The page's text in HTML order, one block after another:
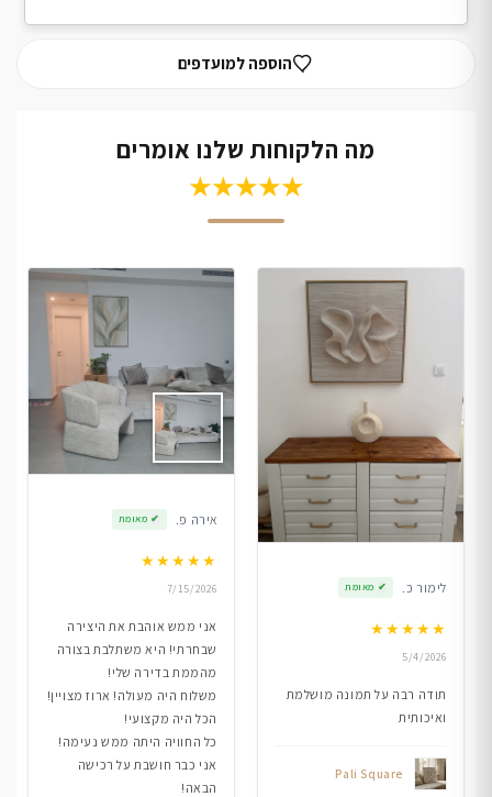
הוספה למועדפים
מה הלקוחות שלנו אומרים
★★★★★
לימור כ. ✔ מאומת
★★★★★
5/4/2026
תודה רבה על תמונה מושלמת
ואיכותית
Pali Square
אירה פ. ✔ מאומת
★★★★★
7/15/2026
אני ממש אוהבת את היצירה
שבחרתי! היא משתלבת בצורה
מהממת בדירה שלי!
משלוח היה מעולה! ארוז מצויין!
הכל היה מקצועי!
כל החוויה היתה ממש נעימה!
אני כבר חושבת על רכישה
הבאה!